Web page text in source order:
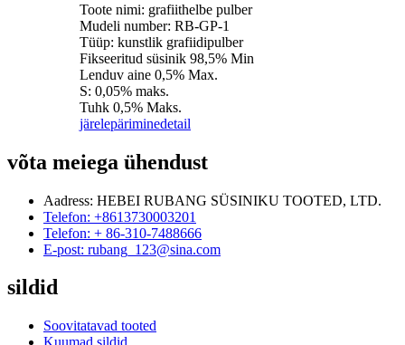
Toote nimi: grafiithelbe pulber
Mudeli number: RB-GP-1
Tüüp: kunstlik grafiidipulber
Fikseeritud süsinik 98,5% Min
Lenduv aine 0,5% Max.
S: 0,05% maks.
Tuhk 0,5% Maks.
järelepäriminedetail
võta meiega ühendust
Aadress: HEBEI RUBANG SÜSINIKU TOOTED, LTD.
Telefon: +8613730003201
Telefon: + 86-310-7488666
E-post: rubang_123@sina.com
sildid
Soovitatavad tooted